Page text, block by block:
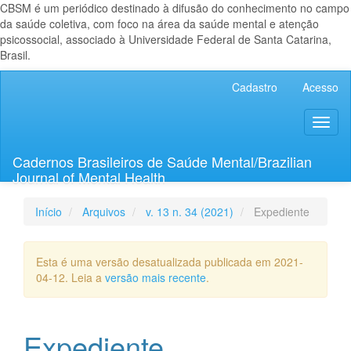
CBSM é um periódico destinado à difusão do conhecimento no campo
da saúde coletiva, com foco na área da saúde mental e atenção
psicossocial, associado à Universidade Federal de Santa Catarina,
Brasil.
Lateral
Cadastro Acesso
Cadernos Brasileiros de Saúde Mental/Brazilian
Journal of Mental Health
Início Arquivos v. 13 n. 34 (2021) Expediente
Esta é uma versão desatualizada publicada em 2021-
04-12. Leia a versão mais recente.